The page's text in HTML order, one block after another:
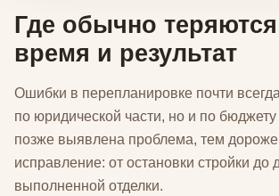
Где обычно
время и результат
Ошибки в перепланировке почти
по юридической части, но и по
позже выявлена проблема, тем дороже
исправление: от остановки стройки
выполненной отделки.